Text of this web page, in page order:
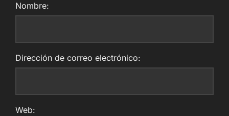
Nombre:
Dirección de correo electrónico:
Web: